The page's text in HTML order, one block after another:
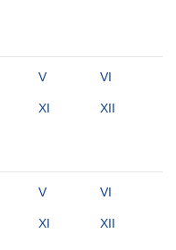
V VI
XI XII
V VI
XI XII